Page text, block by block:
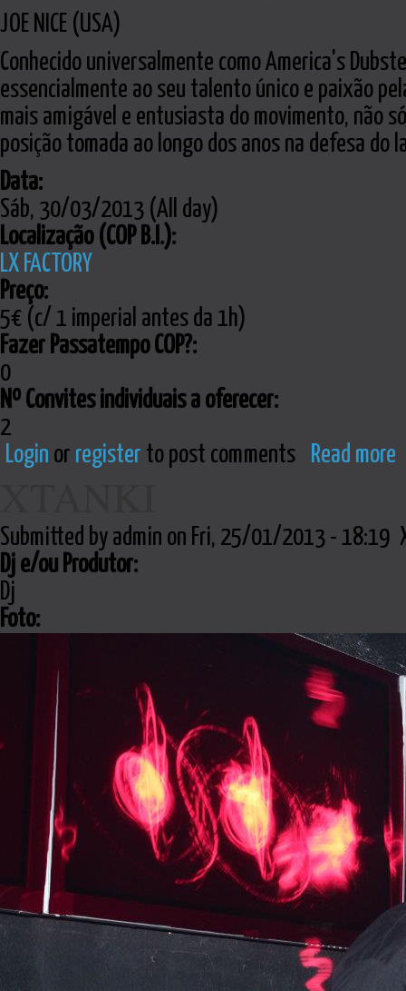
JOE NICE (USA)
Conhecido universalmente como America's
essencialmente ao seu talento único e paixão
mais amigável e entusiasta do movimento, não
posição tomada ao longo dos anos na defesa do
Data:
Sáb, 30/03/2013 (All day)
Localização (COP B.I.):
LX FACTORY
Preço:
5€ (c/ 1 imperial antes da 1h)
Fazer Passatempo COP?:
0
Nº Convites individuais a oferecer:
2
Login or register to post comments Read more
Submitted by admin on Fri, 25/01/2013 - 18:19
Dj e/ou Produtor:
Dj
Foto: